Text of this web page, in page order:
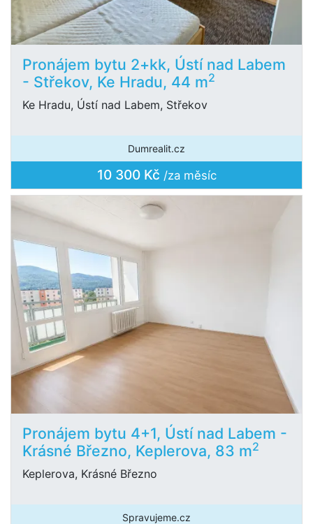
Pronájem bytu 2+kk, Ústí nad Labem
- Střekov, Ke Hradu, 44 m2
Ke Hradu, Ústí nad Labem, Střekov
Dumrealit.cz
10 300 Kč /za měsíc
Pronájem bytu 4+1, Ústí nad Labem -
Krásné Březno, Keplerova, 83 m2
Keplerova, Krásné Březno
Spravujeme.cz